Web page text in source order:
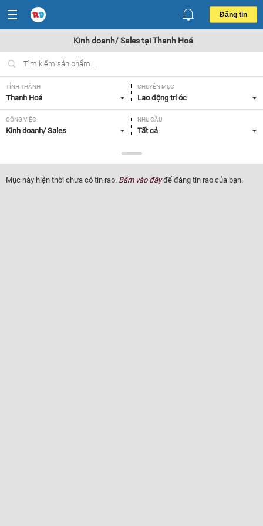
Đăng tin
Kinh doanh/ Sales tại Thanh Hoá
TỈNH THÀNH
Thanh Hoá
CHUYÊN MỤC
Lao động trí óc
CÔNG VIỆC
Kinh doanh/ Sales
NHU CẦU
Tất cả
Tất cả
Mục này hiện thời chưa có tin rao. Bấm vào đâyđể đăng tin rao của bạn.